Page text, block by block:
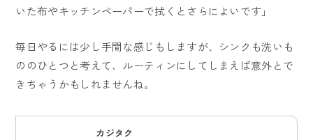
いた布やキッチンペーパーで拭くとさらによいです」
毎日やるには少し手間な感じもしますが、シンクも洗いも
ののひとつと考えて、ルーティンにしてしまえば意外とで
きちゃうかもしれませんね。
カジタク